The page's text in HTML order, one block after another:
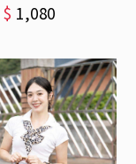
$ 1,080